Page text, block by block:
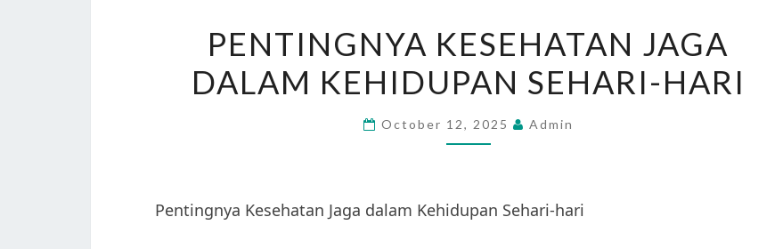
KESEHATAN
JAGA
DALAM
KEHIDUPAN
PENTINGNYA KESEHATAN JAGA
DALAM KEHIDUPAN SEHARI-HARI
October 12, 2025 Admin
Pentingnya Kesehatan Jaga dalam Kehidupan Sehari-hari